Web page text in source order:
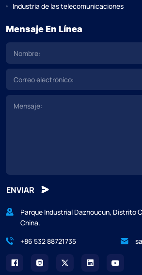
Industria de las telecomunicaciones
Mensaje En Línea
ENVIAR
Parque Industrial Dazhoucun, Distrito
China.
+86 532 88721735